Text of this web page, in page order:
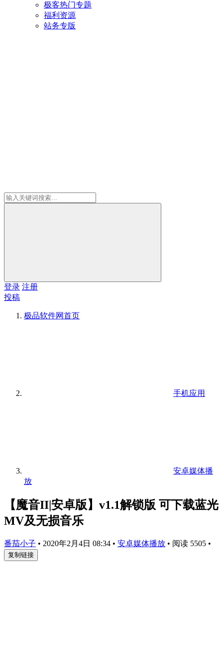
极客热门专题
福利资源
站务专版
登录 注册
投稿
极品软件网首页
手机应用
安卓媒体播
放
【魔音II|安卓版】v1.1解锁版 可下载蓝光
MV及无损音乐
番茄小子 • 2020年2月4日 08:34 • 安卓媒体播放 • 阅读 5505 •
复制链接